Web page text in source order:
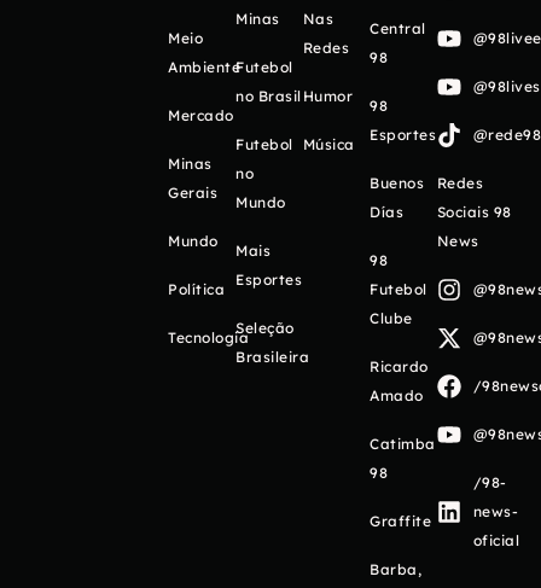
Meio
Ambiente
Mercado
Minas
Gerais
Mundo
Política
Tecnologia
Minas
Futebol
no Brasil
Futebol
no
Mundo
Mais
Esportes
Seleção
Brasileira
Nas
Redes
Humor
Música
Central
98
98
Esportes
Buenos
Días
98
Futebol
Clube
Ricardo
Amado
Catimba
98
Graffite
Barba,
Redes
Sociais 98
News
/
/98-
news-
oficial